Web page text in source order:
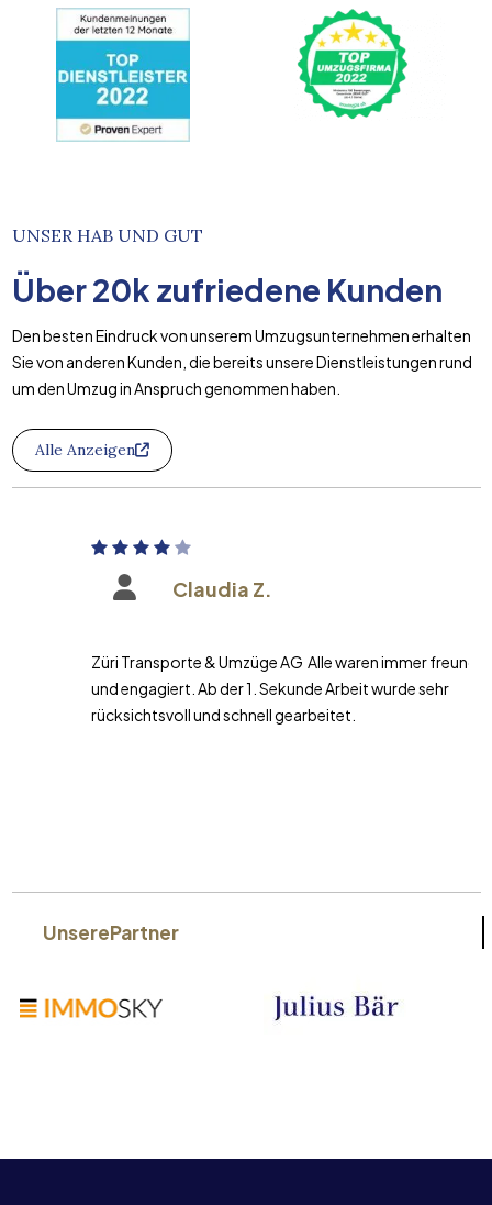
UNSER HAB UND GUT
Über20k zufriedene Kunden
Den besten Eindruck von unserem Umzugsunternehmen erhalten
Sie von anderen Kunden, die bereits unsere Dienstleistungen rund
um den Umzug in Anspruch genommen haben.
Alle Anzeigen
Claudia Z.
Züri Transporte & Umzüge AG Alle waren immer freundlich
und engagiert. Ab der 1. Sekunde Arbeit wurde sehr
rücksichtsvoll und schnell gearbeitet.
UnserePartner